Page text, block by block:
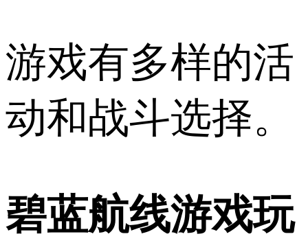
游戏有多样的活
动和战斗选择。
碧蓝航线游戏玩